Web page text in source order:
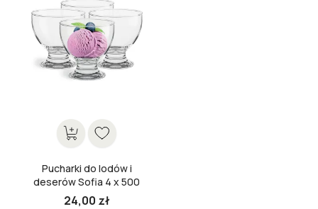
Pucharki do lodów i
deserów Sofia 4 x 500
ml
24,00 zł